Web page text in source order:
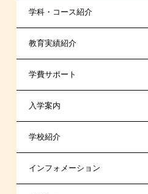
学科・コース紹介
国家公務員・地方公務員系
警察官・消防官系
税理士系
ビジネス系
教育実績紹介
学費サポート
高等教育の修学支援新制度
日本学生支援機構の奨学金
国の教育ローン
入学案内
一般入学
AO入学
学校紹介
在校生からあなたへ
インフォメーション